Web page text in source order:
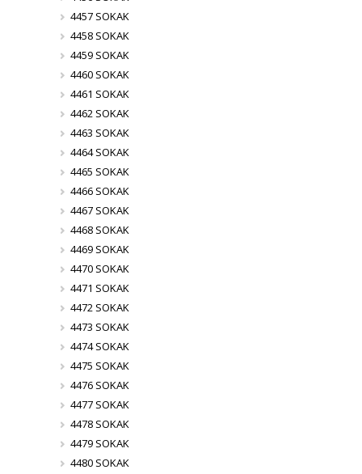
4457 SOKAK
4458 SOKAK
4459 SOKAK
4460 SOKAK
4461 SOKAK
4462 SOKAK
4463 SOKAK
4464 SOKAK
4465 SOKAK
4466 SOKAK
4467 SOKAK
4468 SOKAK
4469 SOKAK
4470 SOKAK
4471 SOKAK
4472 SOKAK
4473 SOKAK
4474 SOKAK
4475 SOKAK
4476 SOKAK
4477 SOKAK
4478 SOKAK
4479 SOKAK
4480 SOKAK